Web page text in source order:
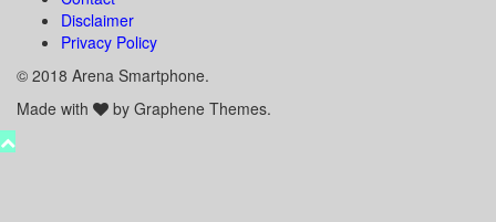
Disclaimer
Privacy Policy
© 2018 Arena Smartphone.
Made with
by Graphene Themes.